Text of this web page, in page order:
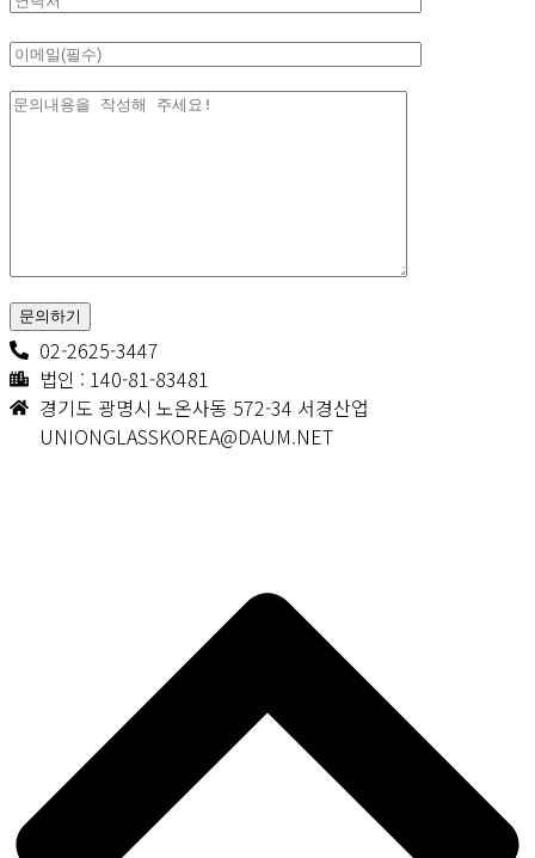
02-2625-3447
법인 : 140-81-83481
경기도 광명시 노온사동 572-34 서경산업
UNIONGLASSKOREA@DAUM.NET